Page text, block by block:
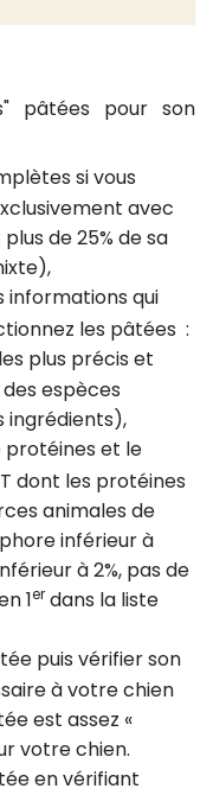
pâtées pour son
si vous
avec
de 25% de sa
qui
les pâtées :
plus précis et
espèces
ingrédients),
protéines et le
dont les protéines
animales de
inférieur à
à 2%, pas de
1er dans la liste
puis vérifier son
à votre chien
est assez «
votre chien.
en vérifiant